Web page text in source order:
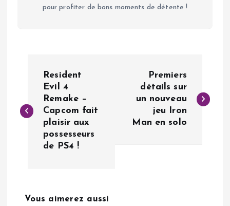
pour profiter de bons moments de détente !
v
a
Resident
Evil 4
Remake –
Capcom fait
plaisir aux
possesseurs
de PS4 !
Premiers
détails sur
un nouveau
jeu Iron
Man en solo
Vous aimerez aussi